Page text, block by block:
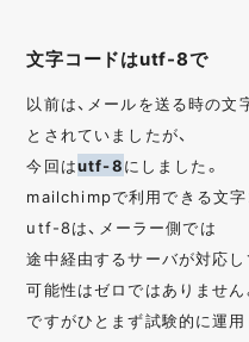
文字コードはutf-8で
以前は、メールを送る時の
とされていましたが、
今回はutf-8にしました。
mailchimpで利用できる文
utf-8は、メーラー側では
途中経由するサーバが対応
可能性はゼロではありません
ですがひとまず試験的に運用